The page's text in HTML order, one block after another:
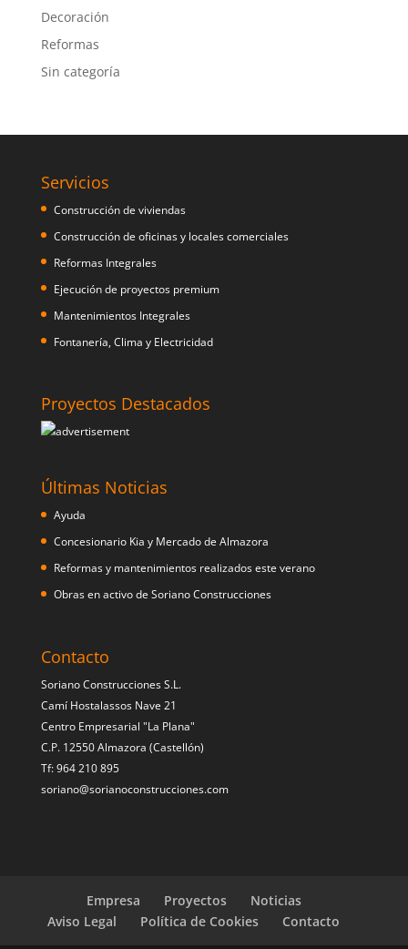
Decoración
Reformas
Sin categoría
Servicios
Construcción de viviendas
Construcción de oficinas y locales comerciales
Reformas Integrales
Ejecución de proyectos premium
Mantenimientos Integrales
Fontanería, Clima y Electricidad
Proyectos Destacados
Últimas Noticias
Ayuda
Concesionario Kia y Mercado de Almazora
Reformas y mantenimientos realizados este verano
Obras en activo de Soriano Construcciones
Contacto
Soriano Construcciones S.L.
Camí Hostalassos Nave 21
Centro Empresarial "La Plana"
C.P. 12550 Almazora (Castellón)
Tf: 964 210 895
soriano@sorianoconstrucciones.com
Empresa Proyectos
Noticias
Aviso Legal
Política de Cookies Contacto